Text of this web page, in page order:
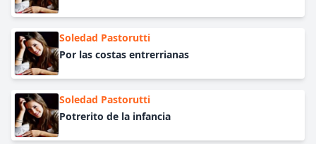
Soledad Pastorutti
Por las costas entrerrianas
Soledad Pastorutti
Potrerito de la infancia